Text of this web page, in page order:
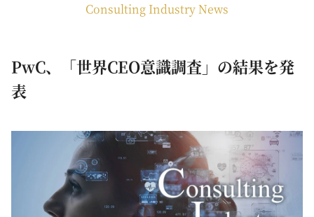
Consulting Industry News
PwC、「世界CEO意識調査」の結果を発
表